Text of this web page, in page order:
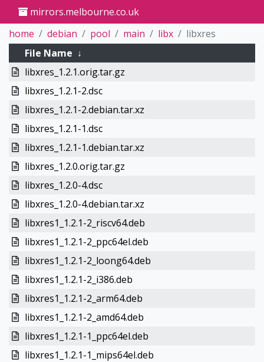
mirrors.melbourne.co.uk
home
debian pool main libx
libxres
File Name ↓
libxres_1.2.1.orig.tar.gz
libxres_1.2.1-2.dsc
libxres_1.2.1-2.debian.tar.xz
libxres_1.2.1-1.dsc
libxres_1.2.1-1.debian.tar.xz
libxres_1.2.0.orig.tar.gz
libxres_1.2.0-4.dsc
libxres_1.2.0-4.debian.tar.xz
libxres1_1.2.1-2_riscv64.deb
libxres1_1.2.1-2_ppc64el.deb
libxres1_1.2.1-2_loong64.deb
libxres1_1.2.1-2_i386.deb
libxres1_1.2.1-2_arm64.deb
libxres1_1.2.1-2_amd64.deb
libxres1_1.2.1-1_ppc64el.deb
libxres1_1.2.1-1_mips64el.deb